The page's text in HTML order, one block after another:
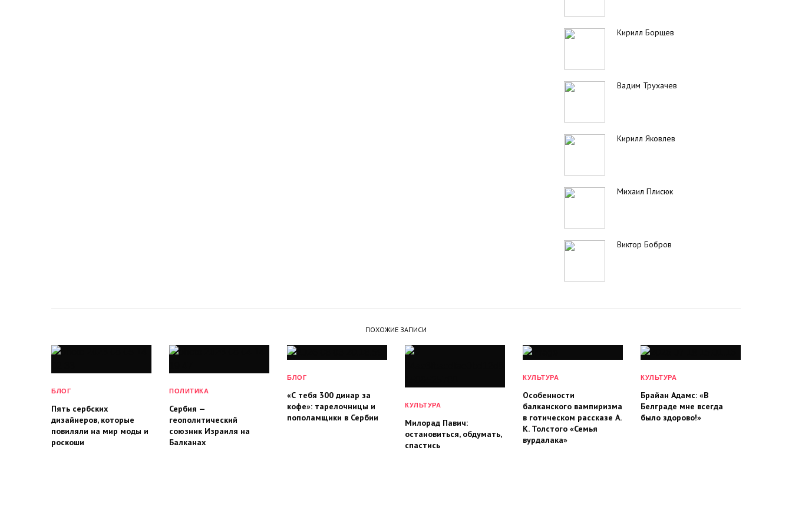
Кирилл Борщев
Вадим Трухачев
Кирилл Яковлев
Михаил Плисюк
Виктор Бобров
ПОХОЖИЕ ЗАПИСИ
БЛОГ
Пять сербских
дизайнеров, которые
повиляли на мир моды и
роскоши
ПОЛИТИКА
Сербия —
геополитический
союзник Израиля на
Балканах
БЛОГ
«С тебя 300 динар за
кофе»: тарелочницы и
пополамщики в Сербии
КУЛЬТУРА
Милорад Павич:
остановиться, обдумать,
спастись
КУЛЬТУРА
Особенности
балканского вампиризма
в готическом рассказе А.
К. Толстого «Семья
вурдалака»
КУЛЬТУРА
Брайан Адамс: «В
Белграде мне всегда
было здорово!»